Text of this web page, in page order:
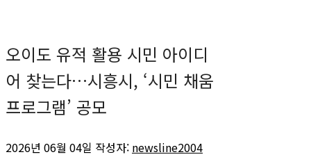
오이도 유적 활용 시민 아이디
어 찾는다…시흥시, ‘시민 채움
프로그램’ 공모
2026년 06월 04일 작성자: newsline2004